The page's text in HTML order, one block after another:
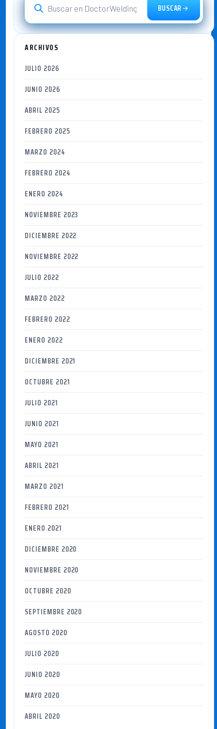
BUSCAR
ARCHIVOS
JULIO 2026
JUNIO 2026
ABRIL 2025
FEBRERO 2025
MARZO 2024
FEBRERO 2024
ENERO 2024
NOVIEMBRE 2023
DICIEMBRE 2022
NOVIEMBRE 2022
JULIO 2022
MARZO 2022
FEBRERO 2022
ENERO 2022
DICIEMBRE 2021
OCTUBRE 2021
JULIO 2021
JUNIO 2021
MAYO 2021
ABRIL 2021
MARZO 2021
FEBRERO 2021
ENERO 2021
DICIEMBRE 2020
NOVIEMBRE 2020
OCTUBRE 2020
SEPTIEMBRE 2020
AGOSTO 2020
JULIO 2020
JUNIO 2020
MAYO 2020
ABRIL 2020